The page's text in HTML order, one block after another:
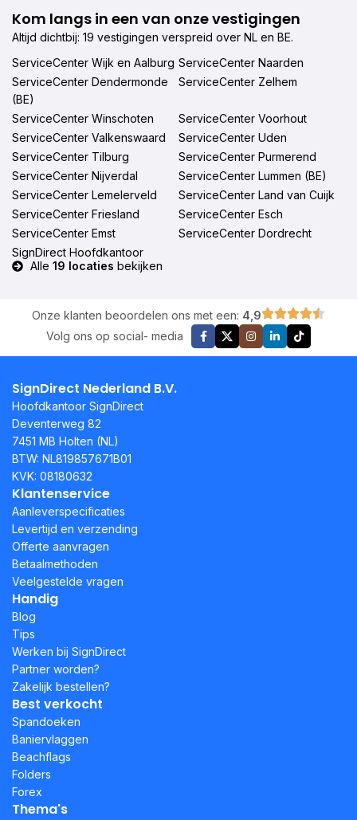
Kom langs in een van onze vestigingen
Altijd dichtbij: 19 vestigingen verspreid over NL en BE.
ServiceCenter Wijk en Aalburg ServiceCenter Naarden
ServiceCenter Dendermonde
(BE)
ServiceCenter Zelhem
ServiceCenter Winschoten
ServiceCenter Voorhout
ServiceCenter Valkenswaard
ServiceCenter Uden
ServiceCenter Tilburg
ServiceCenter Purmerend
ServiceCenter Nijverdal
ServiceCenter Lummen (BE)
ServiceCenter Lemelerveld
ServiceCenter Land van Cuijk
ServiceCenter Friesland
ServiceCenter Esch
ServiceCenter Emst
ServiceCenter Dordrecht
SignDirect Hoofdkantoor
Alle 19 locaties bekijken
Onze klanten beoordelen ons met een: 4,9
Volg ons op social- media
SignDirect Nederland B.V.
Hoofdkantoor SignDirect
Deventerweg 82
7451 MB Holten (NL)
BTW: NL819857671B01
KVK: 08180632
Klantenservice
Aanleverspecificaties
Levertijd en verzending
Offerte aanvragen
Betaalmethoden
Veelgestelde vragen
Handig
Blog
Tips
Werken bij SignDirect
Partner worden?
Zakelijk bestellen?
Best verkocht
Spandoeken
Baniervlaggen
Beachflags
Folders
Forex
Thema's